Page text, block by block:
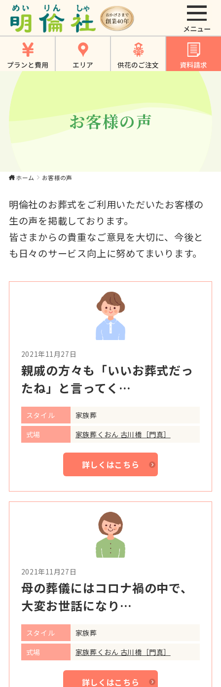
お客様の声｜【公
式】大東市・寝屋川
市・四條畷市・門真
市でのやさしいお葬
式、家族葬は《明倫
社》
プランと費用 エリア 供花のご注文 資料請求
お客様の声
ホーム お客様の声
明倫社のお葬式をご利用いただいたお客様の
生の声を掲載しております。
皆さまからの貴重なご意見を大切に、今後と
も日々のサービス向上に努めてまいります。
2021年11月27日
親戚の方々も「いいお葬式だっ
たね」と言ってく…
スタイル
家族葬
式場
家族葬くおん 古川橋［門真］
詳しくはこちら
2021年11月27日
母の葬儀にはコロナ禍の中で、
大変お世話になり…
スタイル
家族葬
式場
家族葬くおん 古川橋［門真］
詳しくはこちら